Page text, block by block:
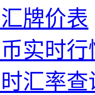
牌价表
实时行
汇率查